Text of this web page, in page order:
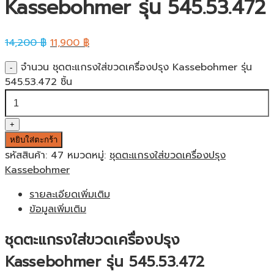
Kassebohmer รุ่น 545.53.472
14,200฿ 11,900฿
จำนวน ชุดตะแกรงใส่ขวดเครื่องปรุง Kassebohmer รุ่น
545.53.472 ชิ้น
หยิบใส่ตะกร้า
รหัสสินค้า: 47 หมวดหมู่: ชุดตะแกรงใส่ขวดเครื่องปรุง
Kassebohmer
รายละเอียดเพิ่มเติม
ข้อมูลเพิ่มเติม
ชุดตะแกรงใส่ขวดเครื่องปรุง
Kassebohmer รุ่น 545.53.472